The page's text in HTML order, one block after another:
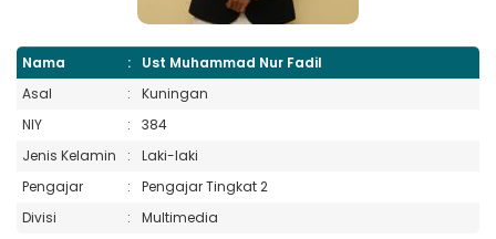
Nama :
Ust Muhammad Nur Fadil
Asal
:
Kuningan
NIY
:
384
Jenis Kelamin
:
Laki-laki
Pengajar
:
Pengajar Tingkat 2
Divisi
: Multimedia